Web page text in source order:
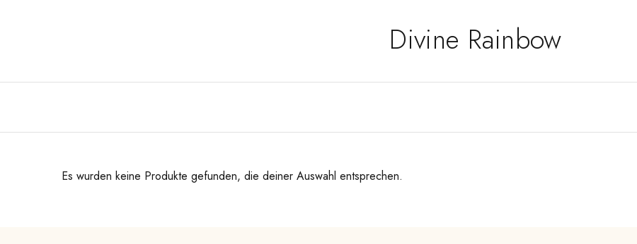
Divine Rainbow
Es wurden keine Produkte gefunden, die deiner Auswahl entsprechen.